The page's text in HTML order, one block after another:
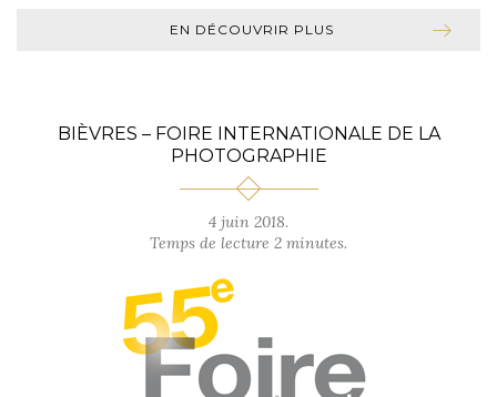
EN DÉCOUVRIR PLUS
BIÈVRES – FOIRE INTERNATIONALE DE LA
PHOTOGRAPHIE
4 juin 2018.
Temps de lecture 2 minutes.